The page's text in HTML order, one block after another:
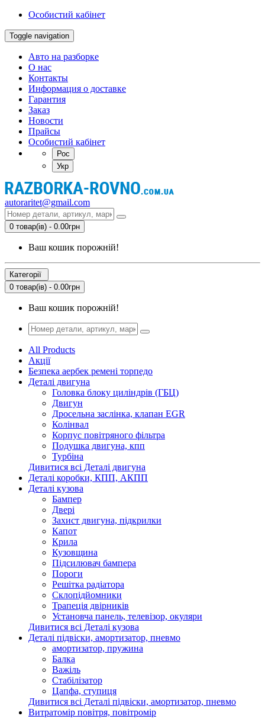
Особистий кабінет
Toggle navigation
Авто на разборке
О нас
Контакты
Информация о доставке
Гарантия
Заказ
Новости
Прайсы
Особистий кабінет
Рос
Укр
autoraritet@gmail.com
0 товар(ів) - 0.00грн
Ваш кошик порожній!
Категорії
0 товар(ів) - 0.00грн
Ваш кошик порожній!
All Products
Акції
Безпека аербек ремені торпедо
Деталі двигуна
Головка блоку циліндрів (ГБЦ)
Двигун
Дросельна заслінка, клапан EGR
Колінвал
Корпус повітряного фільтра
Подушка двигуна, кпп
Турбіна
Дивитися всі Деталі двигуна
Деталі коробки, КПП, АКПП
Деталі кузова
Бампер
Двері
Захист двигуна, підкрилки
Капот
Крила
Кузовщина
Підсилювач бампера
Пороги
Решітка радіатора
Склопідйомники
Трапеція двірників
Установча панель, телевізор, окуляри
Дивитися всі Деталі кузова
Деталі підвіски, амортизатор, пневмо
амортизатор, пружина
Балка
Важіль
Стабілізатор
Цапфа, ступиця
Дивитися всі Деталі підвіски, амортизатор, пневмо
Витратомір повітря, повітромір